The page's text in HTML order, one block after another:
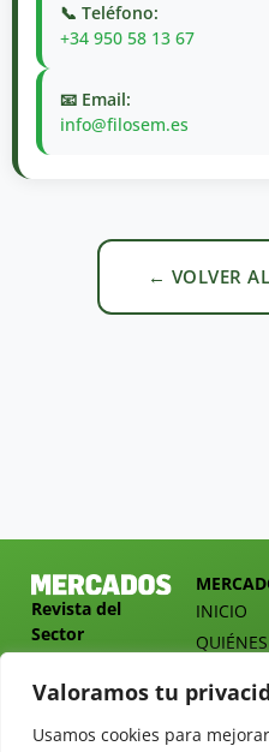
Valoramos tu
Usamos cookies para
📞 Teléfono:
+34 950 58 13 67
📧 Email:
info@filosem.es
← VOLVER
Revista del
Sector
Hortofrutícola
Presidente
INICIO
QUIÉNES
DOSSIER
TARIFAS